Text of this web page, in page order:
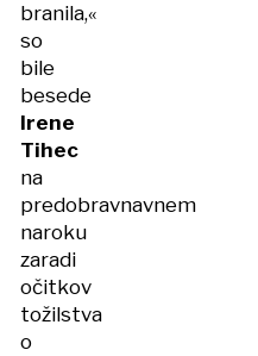
branila,«
so
bile
besede
Irene
Tihec
na
predobravnavnem
naroku
zaradi
očitkov
tožilstva
o